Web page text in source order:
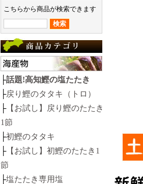
こちらから商品が検索できます
├話題!高知鰹の塩たたき
├戻り鰹のタタキ（トロ）
├【お試し】戻り鰹のたたき
1節
├初鰹のタタキ
├【お試し】初鰹のたたき1
節
├塩たたき専用塩